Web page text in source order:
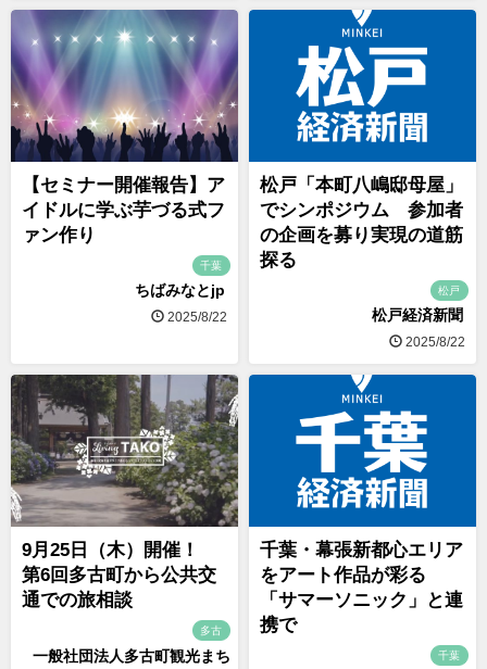
【セミナー開催報告】ア
イドルに学ぶ芋づる式フ
ァン作り
千葉
ちばみなとjp
2025/8/22
松戸「本町八嶋邸母屋」
でシンポジウム 参加者
の企画を募り実現の道筋
探る
松戸
松戸経済新聞
2025/8/22
9月25日（木）開催！
第6回多古町から公共交
通での旅相談
多古
一般社団法人多古町観光まち
千葉・幕張新都心エリア
をアート作品が彩る
「サマーソニック」と連
携で
千葉